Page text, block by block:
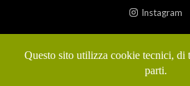
Instagram
Privacy policy
Questo sito utilizza cookie tecnici, di
parti.